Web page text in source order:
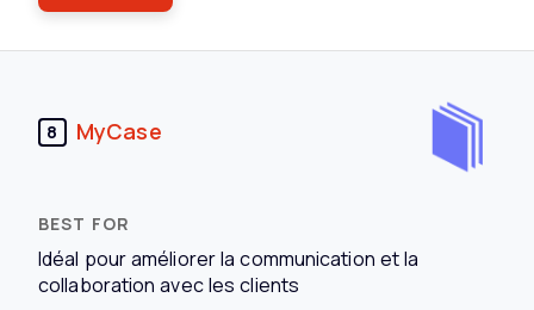
8 MyCase
Idéal pour améliorer la communication et la
collaboration avec les clients